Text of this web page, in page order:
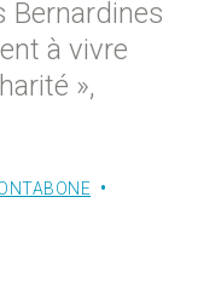
Bernardines
à vivre
»,